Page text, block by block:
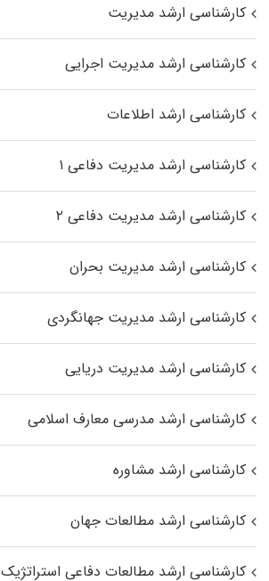
کارشناسی ارشد مدیریت
کارشناسی ارشد مدیریت اجرایی
کارشناسی ارشد اطلاعات
کارشناسی ارشد مدیریت دفاعی ۱
کارشناسی ارشد مدیریت دفاعی ۲
کارشناسی ارشد مدیریت بحران
کارشناسی ارشد مدیریت جهانگردی
کارشناسی ارشد مدیریت دریایی
کارشناسی ارشد مدرسی معارف اسلامی
کارشناسی ارشد مشاوره
کارشناسی ارشد مطالعات جهان
کارشناسی ارشد مطالعات دفاعی استراتژیک